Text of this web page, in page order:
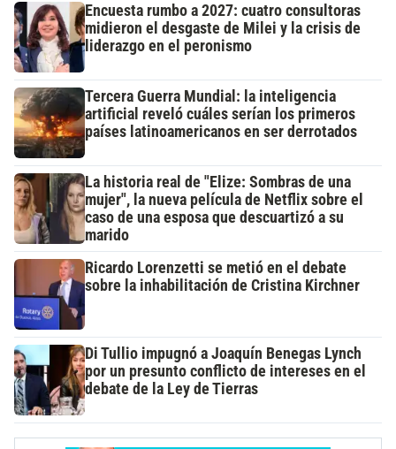
Encuesta rumbo a 2027: cuatro consultoras
midieron el desgaste de Milei y la crisis de
liderazgo en el peronismo
Tercera Guerra Mundial: la inteligencia
artificial reveló cuáles serían los primeros
países latinoamericanos en ser derrotados
La historia real de "Elize: Sombras de una
mujer", la nueva película de Netflix sobre el
caso de una esposa que descuartizó a su
marido
Ricardo Lorenzetti se metió en el debate
sobre la inhabilitación de Cristina Kirchner
Di Tullio impugnó a Joaquín Benegas Lynch
por un presunto conflicto de intereses en el
debate de la Ley de Tierras